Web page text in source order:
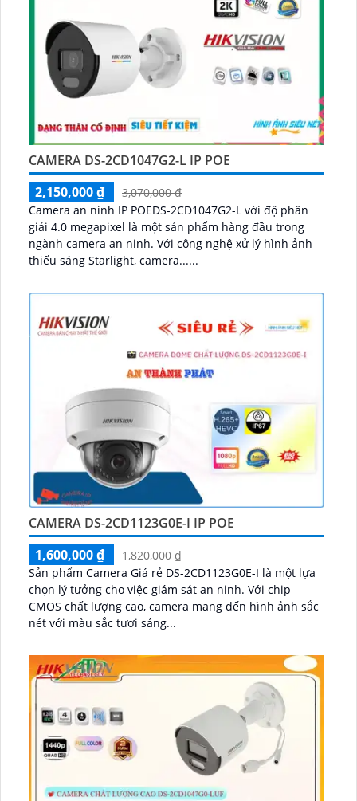
CAMERA DS-2CD1047G2-L IP POE
2,150,000 ₫
3,070,000 ₫
Camera an ninh IP POEDS-2CD1047G2-L với độ phân
giải 4.0 megapixel là một sản phẩm hàng đầu trong
ngành camera an ninh. Với công nghệ xử lý hình ảnh
thiếu sáng Starlight, camera......
CAMERA DS-2CD1123G0E-I IP POE
1,600,000 ₫
1,820,000 ₫
Sản phẩm Camera Giá rẻ DS-2CD1123G0E-I là một lựa
chọn lý tưởng cho việc giám sát an ninh. Với chip
CMOS chất lượng cao, camera mang đến hình ảnh sắc
nét với màu sắc tươi sáng...